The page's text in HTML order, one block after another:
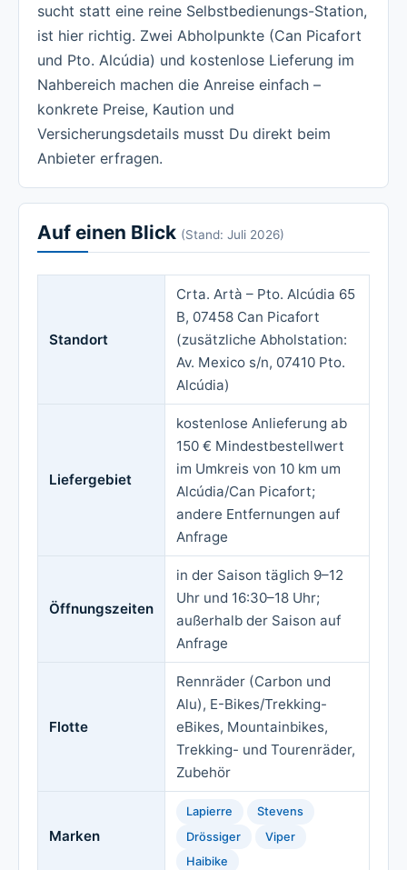
sucht statt eine reine Selbstbedienungs-Station,
ist hier richtig. Zwei Abholpunkte (Can Picafort
und Pto. Alcúdia) und kostenlose Lieferung im
Nahbereich machen die Anreise einfach –
konkrete Preise, Kaution und
Versicherungsdetails musst Du direkt beim
Anbieter erfragen.
Auf einen Blick (Stand: Juli 2026)
Standort
Crta. Artà – Pto. Alcúdia 65
B, 07458 Can Picafort
(zusätzliche Abholstation:
Av. Mexico s/n, 07410 Pto.
Alcúdia)
Liefergebiet
kostenlose Anlieferung ab
150 € Mindestbestellwert
im Umkreis von 10 km um
Alcúdia/Can Picafort;
andere Entfernungen auf
Anfrage
Öffnungszeiten
in der Saison täglich 9–12
Uhr und 16:30–18 Uhr;
außerhalb der Saison auf
Anfrage
Flotte
Rennräder (Carbon und
Alu), E-Bikes/Trekking-
eBikes, Mountainbikes,
Trekking- und Tourenräder,
Zubehör
Marken
Lapierre
Stevens
Drössiger
Viper
Haibike